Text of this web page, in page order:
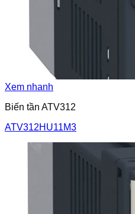
Xem nhanh
Biến tần ATV312
ATV312HU11M3